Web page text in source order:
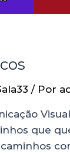
/ Por
que